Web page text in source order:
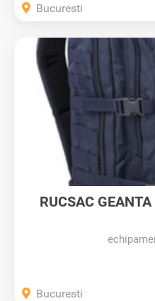
Bucuresti
RUCSAC
Bucuresti